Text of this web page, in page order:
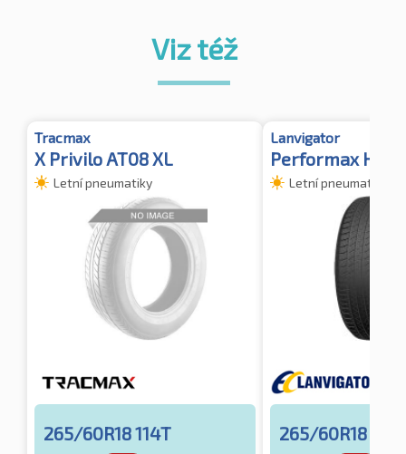
Viz též
Tracmax
X Privilo AT08 XL
Letní pneumatiky
265/60R18 114T
Lanvigator
Performax H/T
Letní pneumatiky
265/60R18